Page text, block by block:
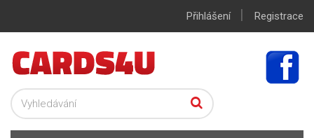
Přihlášení | Registrace